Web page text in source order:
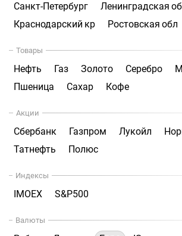
Санкт-Петербург
Ленинградская
Краснодарский кр
Ростовская обл
Товары
Нефть Газ Золото Серебро
Пшеница
Сахар Кофе
Акции
Сбербанк Газпром Лукойл
Татнефть
Полюс
Индексы
IMOEX S&P500
Валюты